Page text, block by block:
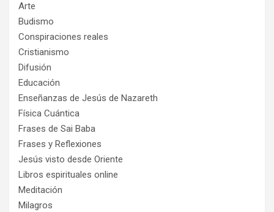
Arte
Budismo
Conspiraciones reales
Cristianismo
Difusión
Educación
Enseñanzas de Jesús de Nazareth
Física Cuántica
Frases de Sai Baba
Frases y Reflexiones
Jesús visto desde Oriente
Libros espirituales online
Meditación
Milagros